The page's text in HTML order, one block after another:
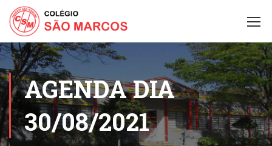
AGENDA DIA
30/08/2021